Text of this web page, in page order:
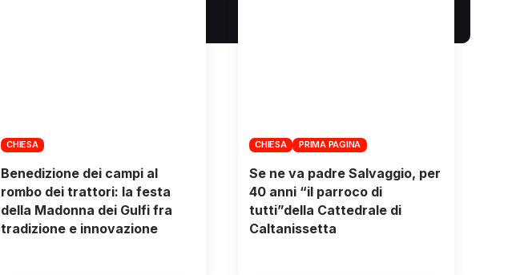
CHIESA
Benedizione dei campi al
rombo dei trattori: la festa
della Madonna dei Gulfi fra
tradizione e innovazione
CHIESA PRIMA PAGINA
Se ne va padre Salvaggio, per
40 anni “il parroco di
tutti”della Cattedrale di
Caltanissetta